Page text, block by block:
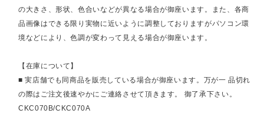
の大きさ、形状、色合いなどが異なる場合が御座います。また、各商
品画像はできる限り実物に近いように調整しておりますがパソコン環
境などにより、色調が変わって見える場合が御座います。
【在庫について】
■ 実店舗でも同商品を販売している場合が御座います。万が一 品切れ
の際はご注文後速やかにご連絡させて頂きます。 御了承下さい。
CKC070B/CKC070A